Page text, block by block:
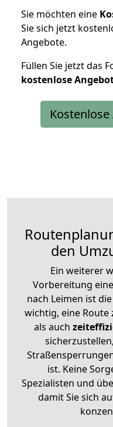
Sie möchten eine
Sie sich jetzt
Angebote.
Füllen Sie jetzt das
kostenlose
den
Ein weiterer
Vorbereitung
nach Leimen ist die
wichtig, eine Route
als auch
ist. Keine
Spezialisten und
damit Sie sich